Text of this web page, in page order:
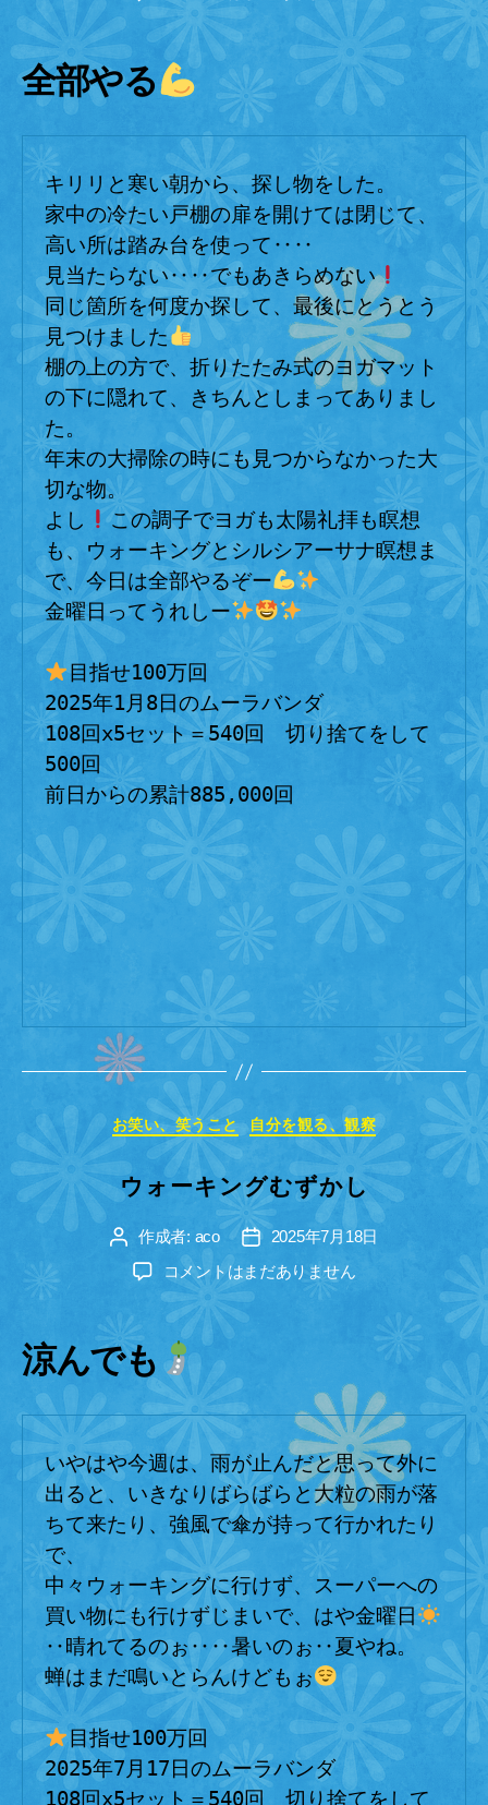
者
か
ら
順
調
へ
の
全部やる
キリリと寒い朝から、探し物をした。
家中の冷たい戸棚の扉を開けては閉じて、
高い所は踏み台を使って‥‥
見当たらない‥‥でもあきらめない
同じ箇所を何度か探して、最後にとうとう
見つけました
棚の上の方で、折りたたみ式のヨガマット
の下に隠れて、きちんとしまってありまし
た。
年末の大掃除の時にも見つからなかった大
切な物。
よし
この調子でヨガも太陽礼拝も瞑想
も、ウォーキングとシルシアーサナ瞑想ま
で、今日は全部やるぞー
金曜日ってうれしー
目指せ100万回
2025年1月8日のムーラバンダ
108回x5セット＝540回　切り捨てをして
500回
前日からの累計885,000回
カ
ゴ
リ
ー
お笑い、笑うこと 自分を観る、観察
ウォーキングむずかし
投
稿
作成者: aco
投
稿
日
2025年7月18日
ウ
ォ
ー
キ
ン
グ
む
ず
か
し
へ
の
コメントはまだありません
涼んでも
いやはや今週は、雨が止んだと思って外に
出ると、いきなりばらばらと大粒の雨が落
ちて来たり、強風で傘が持って行かれたり
で、
中々ウォーキングに行けず、スーパーへの
買い物にも行けずじまいで、はや金曜日
‥晴れてるのぉ‥‥暑いのぉ‥夏やね。
蝉はまだ鳴いとらんけどもぉ
目指せ100万回
2025年7月17日のムーラバンダ
108回x5セット＝540回　切り捨てをして